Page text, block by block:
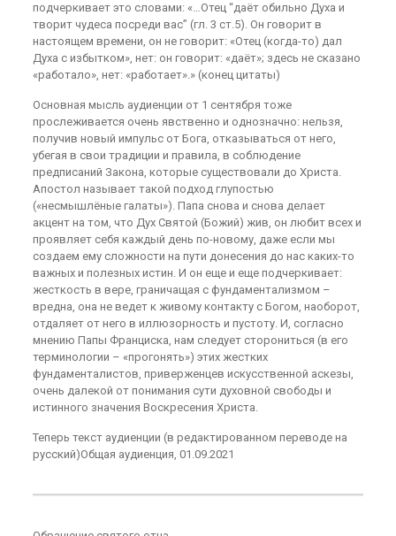
подчеркивает это словами: «…Отец “даёт обильно Духа и
творит чудеса посреди вас” (гл. 3 ст.5). Он говорит в
настоящем времени, он не говорит: «Отец (когда-то) дал
Духа с избытком», нет: он говорит: «даёт»; здесь не сказано
«работало», нет: «работает».» (конец цитаты)
Основная мысль аудиенции от 1 сентября тоже
прослеживается очень явственно и однозначно: нельзя,
получив новый импульс от Бога, отказываться от него,
убегая в свои традиции и правила, в соблюдение
предписаний Закона, которые существовали до Христа.
Апостол называет такой подход глупостью
(«несмышлёные галаты»). Папа снова и снова делает
акцент на том, что Дух Святой (Божий) жив, он любит всех и
проявляет себя каждый день по-новому, даже если мы
создаем ему сложности на пути донесения до нас каких-то
важных и полезных истин. И он еще и еще подчеркивает:
жесткость в вере, граничащая с фундаментализмом –
вредна, она не ведет к живому контакту с Богом, наоборот,
отдаляет от него в иллюзорность и пустоту. И, согласно
мнению Папы Франциска, нам следует сторониться (в его
терминологии – «прогонять») этих жестких
фундаменталистов, приверженцев искусственной аскезы,
очень далекой от понимания сути духовной свободы и
истинного значения Воскресения Христа.
Теперь текст аудиенции (в редактированном переводе на
русский)Общая аудиенция, 01.09.2021